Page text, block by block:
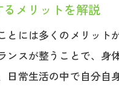
メリットを解説
とには多くのメリッ
ンスが整うことで、
日常生活の中で自分自